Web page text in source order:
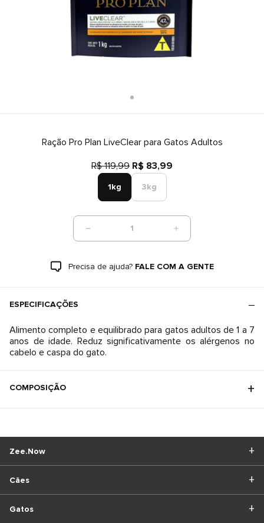
Ração Pro Plan LiveClear para Gatos Adultos
R$ 119,99 R$ 83,99
1kg 3kg
1
Precisa de ajuda? FALE COM A GENTE
ESPECIFICAÇÕES
Alimento completo e equilibrado para gatos adultos de 1 a 7
anos de idade. Reduz significativamente os alérgenos no
cabelo e caspa do gato.
COMPOSIÇÃO
Cães
Gatos
Zee.Now